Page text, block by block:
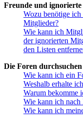
Freunde und
Wozu benötige
Mitglieder?
Wie kann ich
der ignorierten
den Listen
Die Foren durchsuchen
Wie kann ich ein
Weshalb erhalte
Warum bekomme
Wie kann ich
Wie kann ich